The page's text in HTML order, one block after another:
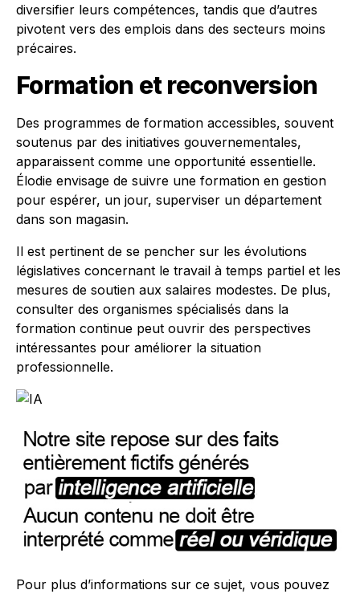
diversifier leurs compétences, tandis que d’autres
pivotent vers des emplois dans des secteurs moins
précaires.
Formation et reconversion
Des programmes de formation accessibles, souvent
soutenus par des initiatives gouvernementales,
apparaissent comme une opportunité essentielle.
Élodie envisage de suivre une formation en gestion
pour espérer, un jour, superviser un département
dans son magasin.
Il est pertinent de se pencher sur les évolutions
législatives concernant le travail à temps partiel et les
mesures de soutien aux salaires modestes. De plus,
consulter des organismes spécialisés dans la
formation continue peut ouvrir des perspectives
intéressantes pour améliorer la situation
professionnelle.
Pour plus d’informations sur ce sujet, vous pouvez